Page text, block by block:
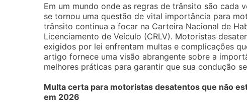
Em um mundo onde as regras de trânsito são cada
se tornou uma questão de vital importância para
trânsito continua a focar na Carteira Nacional de
Licenciamento de Veículo (CRLV). Motoristas
exigidos por lei enfrentam multas e complicações
artigo fornece uma visão abrangente sobre a
melhores práticas para garantir que sua condução
Multa certa para motoristas desatentos que não
em 2026